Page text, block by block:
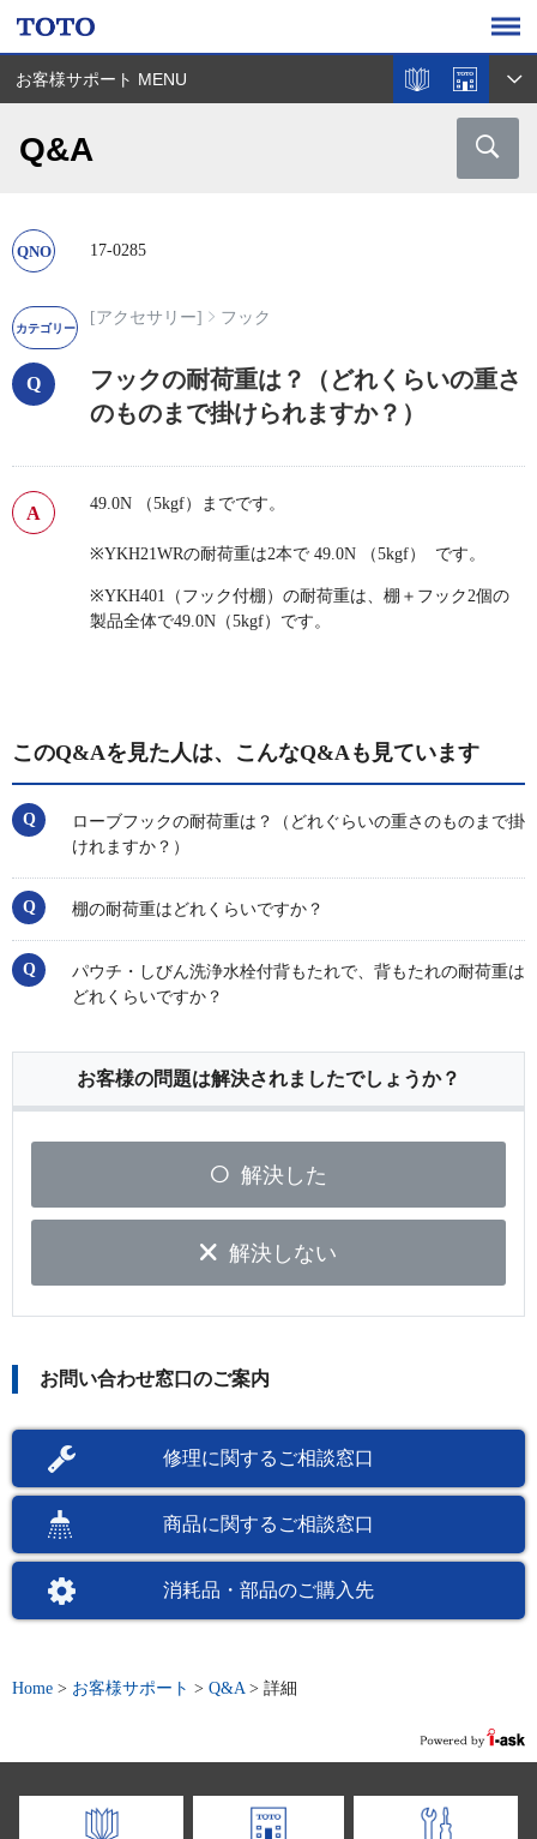
お客様サポート MENU
Q&A
17-0285
[アクセサリー] フック
フックの耐荷重は？（どれくらいの重さ
のものまで掛けられますか？）
49.0N （5kgf）までです。
※YKH21WRの耐荷重は2本で 49.0N （5kgf） です。
※YKH401（フック付棚）の耐荷重は、棚＋フック2個の
製品全体で49.0N（5kgf）です。
このQ&Aを見た人は、こんなQ&Aも見ています
ローブフックの耐荷重は？（どれぐらいの重さのものまで掛
けれますか？）
棚の耐荷重はどれくらいですか？
パウチ・しびん洗浄水栓付背もたれで、背もたれの耐荷重は
どれくらいですか？
お客様の問題は解決されましたでしょうか？
解決した
解決しない
お問い合わせ窓口のご案内
修理に関するご相談窓口
商品に関するご相談窓口
消耗品・部品のご購入先
Home > お客様サポート > Q&A > 詳細